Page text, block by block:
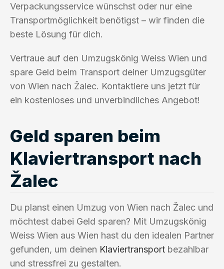
Verpackungsservice wünschst oder nur eine
Transportmöglichkeit benötigst – wir finden die
beste Lösung für dich.
Vertraue auf den Umzugskönig Weiss Wien und
spare Geld beim Transport deiner Umzugsgüter
von Wien nach Žalec. Kontaktiere uns jetzt für
ein kostenloses und unverbindliches Angebot!
Geld sparen beim
Klaviertransport nach
Žalec
Du planst einen Umzug von Wien nach Žalec und
möchtest dabei Geld sparen? Mit Umzugskönig
Weiss Wien aus Wien hast du den idealen Partner
gefunden, um deinen Klaviertransport bezahlbar
und stressfrei zu gestalten.